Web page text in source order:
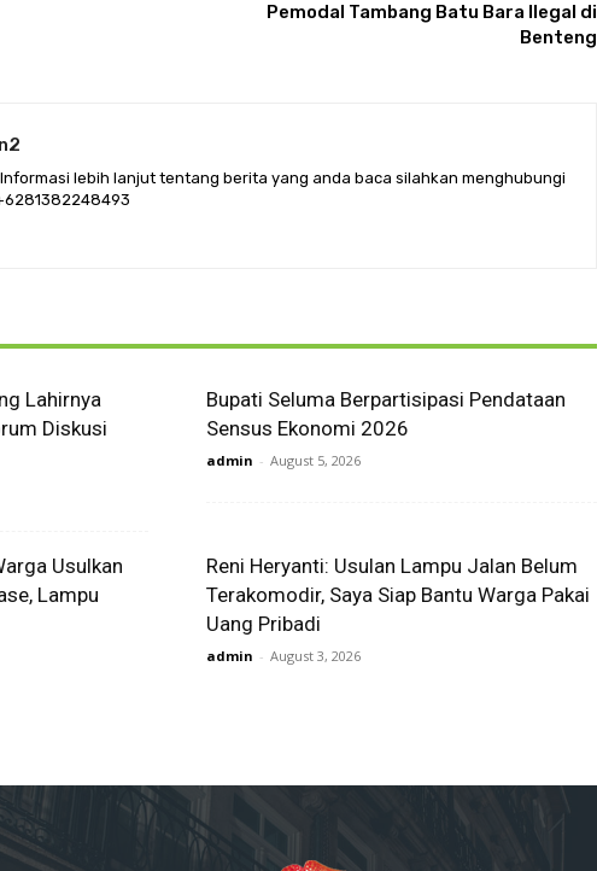
Pemodal Tambang Batu Bara Ilegal di
Benteng
lebih lanjut tentang berita yang anda baca silahkan menghubungi
Lahirnya
Diskusi
Bupati Seluma Berpartisipasi Pendataan
Sensus Ekonomi 2026
admin - August 5, 2026
Usulkan
Lampu
Reni Heryanti: Usulan Lampu Jalan Belum
Terakomodir, Saya Siap Bantu Warga Pakai
Uang Pribadi
admin - August 3, 2026